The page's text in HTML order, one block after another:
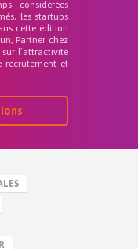
considérées
les startups
cette édition
Partner chez
l’attractivité
recrutement et